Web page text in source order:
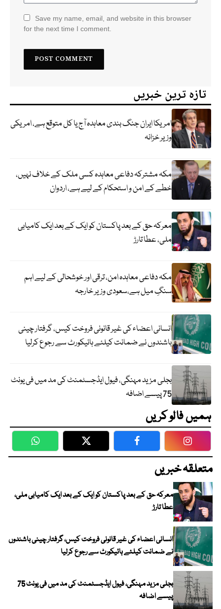
Save my name, email, and website in this browser
for the next time I comment.
تازہ ترین خبریں
امریکا ایران جنگ بندی معاہدہ آج یا کل متوقع ہے، امریکی
وزیر خزانہ
مکہ مشترکہ دفاعی معاہدہ کسی ملک کے خلاف نہیں،
خطے کے امن و استحکام کے لیے ہے، اردوان
معرکہ حق کے بعد پاکستان کو ایک کے بعد ایک کامیابی
ملی، عطا تارڑ
مکہ دفاعی معاہدہ امن، ترقی اور خوشحالی کے لیے اہم
سنگِ میل ہے،سعودی وزیر خارجہ
انسانی اعضاء کی غیر قانونی فروخت کیس، گرفتار چینی
باشندوں نے ضمانت کیلئے ہائیکورٹ سے رجوع کرلیا
بجلی مزید مہنگی، فیول ایڈجسٹمنٹ کی مد میں فی یونٹ
75 پیسے اضافہ
ہمیں فالو کریں
WhatsApp Twitter Facebook
متعلقہ خبریں
معرکہ حق کے بعد پاکستان کو ایک کے بعد ایک کامیابی ملی،
عطا تارڑ
انسانی اعضاء کی غیر قانونی فروخت کیس، گرفتار چینی باشندوں
نے ضمانت کیلئے ہائیکورٹ سے رجوع کرلیا
بجلی مزید مہنگی، فیول ایڈجسٹمنٹ کی مد میں فی یونٹ 75
پیسے اضافہ